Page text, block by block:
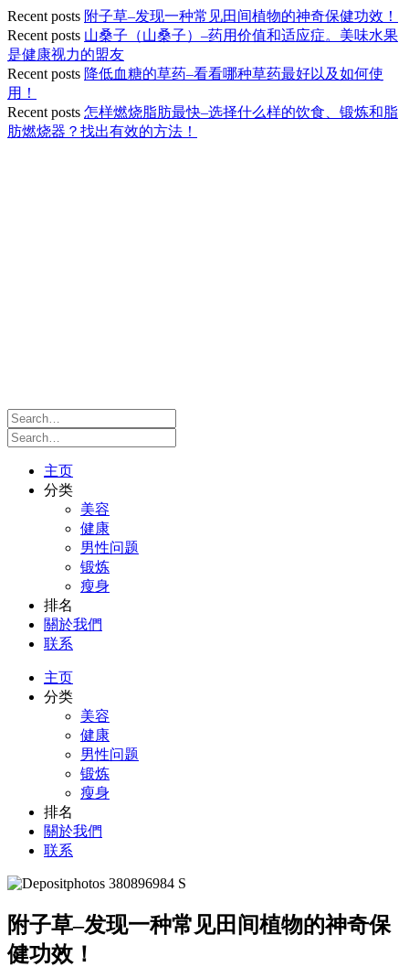
Recent posts 附子草–发现一种常见田间植物的神奇保健功效！
Recent posts 山桑子（山桑子）–药用价值和适应症。美味水果
是健康视力的盟友
Recent posts 降低血糖的草药–看看哪种草药最好以及如何使
用！
Recent posts 怎样燃烧脂肪最快–选择什么样的饮食、锻炼和脂
肪燃烧器？找出有效的方法！
主页
分类
美容
健康
男性问题
锻炼
瘦身
排名
關於我們
联系
主页
分类
美容
健康
男性问题
锻炼
瘦身
排名
關於我們
联系
附子草–发现一种常见田间植物的神奇保
健功效！